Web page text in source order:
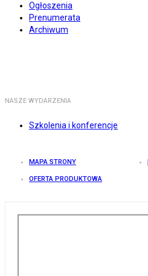
Ogłoszenia
Prenumerata
Archiwum
NASZE WYDARZENIA
Szkolenia i konferencje
MAPA STRONY
OFERTA PRODUKTOWA